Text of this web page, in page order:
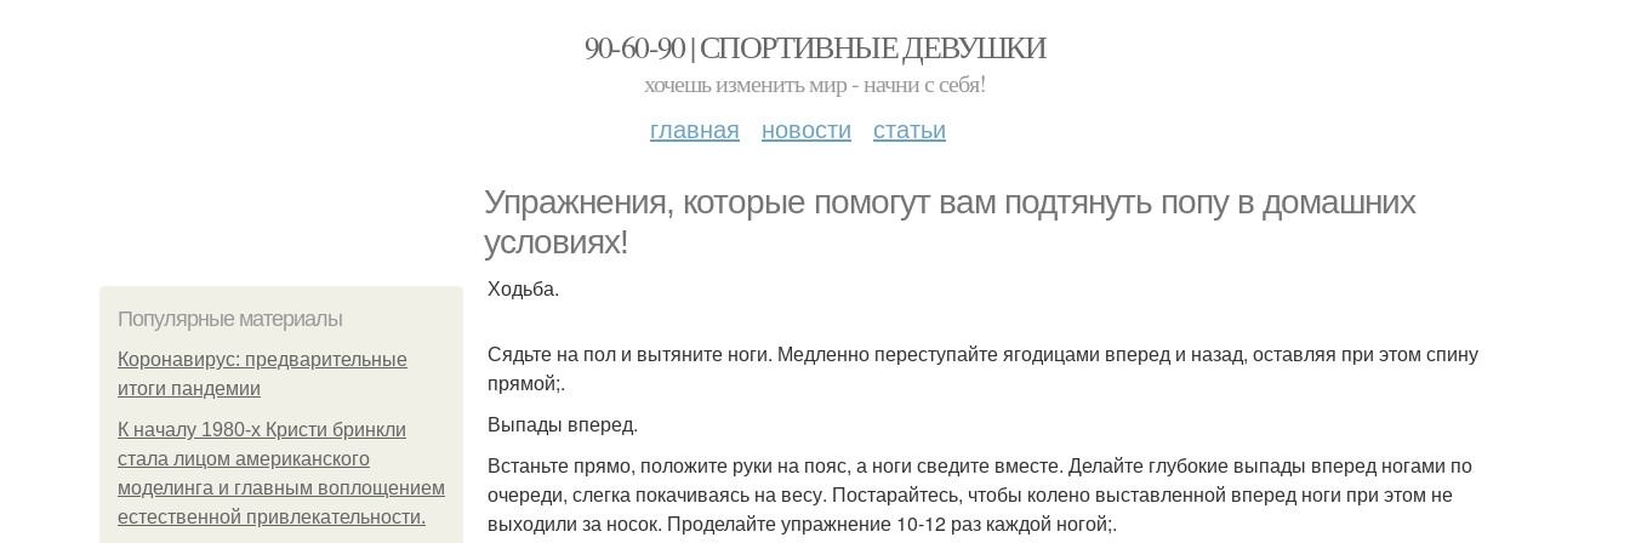
90-60-90 | СПОРТИВНЫЕ ДЕВУШКИ
хочешь изменить мир - начни с себя!
главная новости статьи
Упражнения, которые помогут вам подтянуть попу в домашних
условиях!
Популярные материалы
Коронавирус: предварительные
итоги пандемии
К началу 1980-х Кристи бринкли
стала лицом американского
моделинга и главным воплощением
естественной привлекательности.
Ходьба.
Сядьте на пол и вытяните ноги. Медленно переступайте ягодицами вперед и назад, оставляя при этом спину
прямой;.
Выпады вперед.
Встаньте прямо, положите руки на пояс, а ноги сведите вместе. Делайте глубокие выпады вперед ногами по
очереди, слегка покачиваясь на весу. Постарайтесь, чтобы колено выставленной вперед ноги при этом не
выходили за носок. Проделайте упражнение 10-12 раз каждой ногой;.